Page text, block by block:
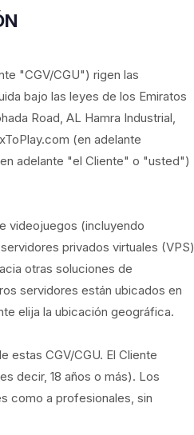
"CGV/CGU") rigen las
bajo las leyes de los Emiratos
Road, AL Hamra Industrial,
(en adelante
adelante "el Cliente" o "usted")
videojuegos (incluyendo
privados virtuales (VPS)
otras soluciones de
servidores están ubicados en
elija la ubicación geográfica.
estas CGV/CGU. El Cliente
decir, 18 años o más). Los
como a profesionales, sin